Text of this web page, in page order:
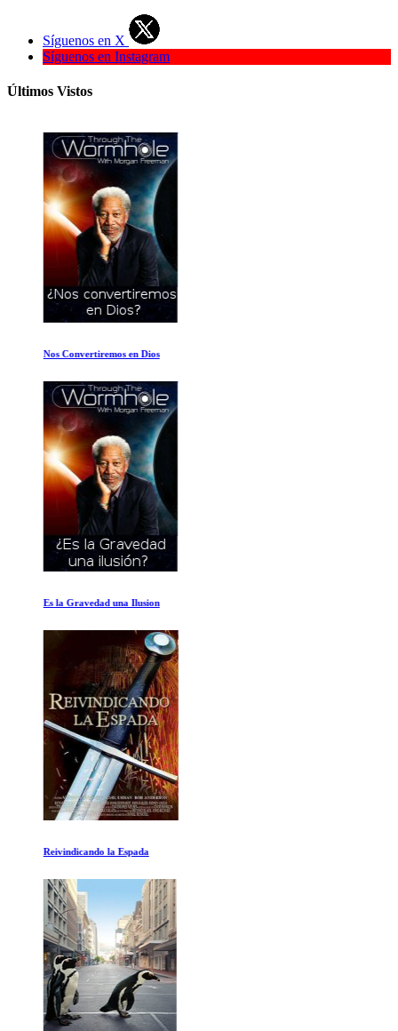
Síguenos en X
Síguenos en Instagram
Últimos Vistos
Nos Convertiremos en Dios
Es la Gravedad una Ilusion
Reivindicando la Espada